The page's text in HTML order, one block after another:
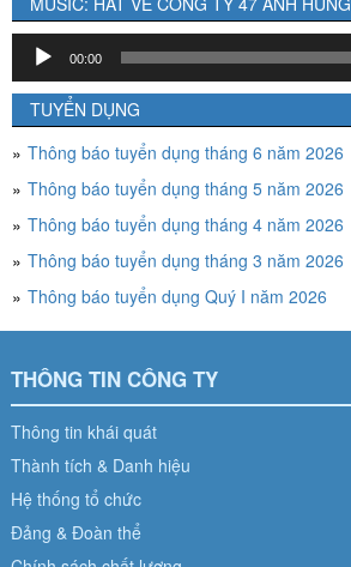
Trình
chơi
Audio
00:00
TUYỂN DỤNG
Thông báo tuyển dụng tháng 6 năm 2026
Thông báo tuyển dụng tháng 5 năm 2026
Thông báo tuyển dụng tháng 4 năm 2026
Thông báo tuyển dụng tháng 3 năm 2026
Thông báo tuyển dụng Quý I năm 2026
THÔNG TIN CÔNG TY
Thông tin khái quát
Thành tích & Danh hiệu
Hệ thống tổ chức
Đảng & Đoàn thể